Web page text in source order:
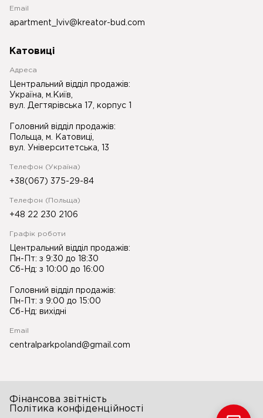
Email
apartment_lviv@kreator-bud.com
Катовиці
Адреса
Центральний відділ продажів:
Україна, м.Київ,
вул. Дегтярівська 17, корпус 1
Головний відділ продажів:
Польща, м. Катовиці,
вул. Університетська, 13
Телефон (Україна)
+38(067) 375-29-84
Телефон (Польща)
+48 22 230 2106
Графік роботи
Центральний відділ продажів:
Пн-Пт: з 9:30 до 18:30
Сб-Нд: з 10:00 до 16:00
Головний відділ продажів:
Пн-Пт: з 9:00 до 15:00
Сб-Нд: вихідні
Email
centralparkpoland@gmail.com
Фінансова звітність
Політика конфіденційності